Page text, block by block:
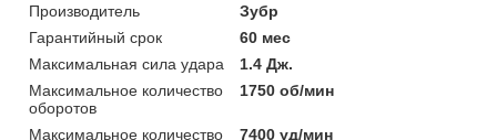
Производитель
Зубр
Гарантийный срок
60 мес
Максимальная сила удара
1.4 Дж.
Максимальное количество
оборотов
1750 об/мин
Максимальное количество
7400 уд/мин